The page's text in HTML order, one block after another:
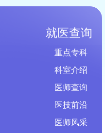
就医查询
重点专科
科室介绍
医师查询
医技前沿
医师风采